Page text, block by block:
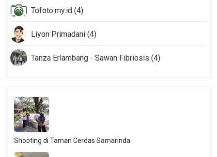
Tofoto.my.id (4)
Liyon Primadani (4)
Tanza Erlambang - Sawan Fibriosis (4)
Shooting di Taman Cerdas Samarinda